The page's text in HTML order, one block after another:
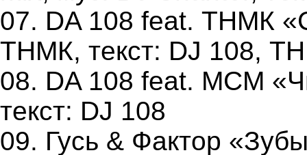
07. DA 108 feat. ТНМК
ТНМК, текст: DJ 108,
08. DA 108 feat. МСМ
текст: DJ 108
09. Гусь & Фактор